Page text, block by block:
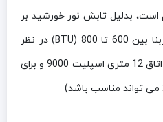
است، بدلیل تابش نور خورشید بر
سقف، به ازاء هر متر مربع زیربنا بین 600 تا 800 (BTU) در نظر
گرفته می شود. (مثلا برای یک اتاق 12 متری اسپلیت 9000 و برای